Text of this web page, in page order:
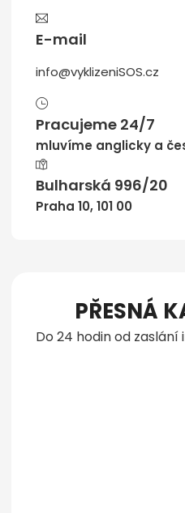
E-mail
info@vyklizeniSOS.cz
Pracujeme 24/7
mluvíme anglicky a
Bulharská 996/20
Praha 10, 101 00
PŘESNÁ
Do 24 hodin od